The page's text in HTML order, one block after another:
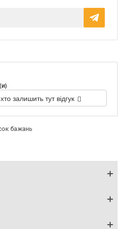
залишить тут відгук
бажань